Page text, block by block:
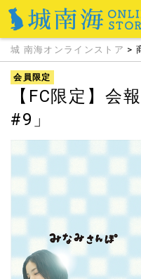
城 南海オンラインストア >
会員限定
【FC限定】会
#9」